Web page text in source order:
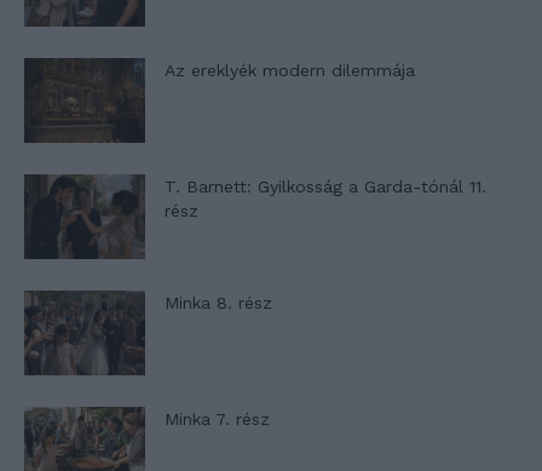
Az ereklyék modern dilemmája
T. Barnett: Gyilkosság a Garda-tónál 11.
rész
Minka 8. rész
Minka 7. rész